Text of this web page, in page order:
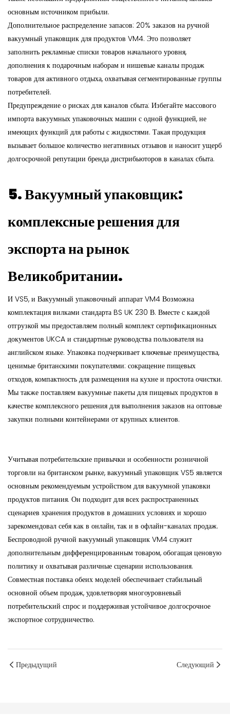
основным источником прибыли.
Дополнительное распределение запасов: 20% заказов на ручной
вакуумный упаковщик для продуктов VM4. Это позволяет
заполнить рекламные списки товаров начального уровня,
дополнения к подарочным наборам и нишевые каналы продаж
товаров для активного отдыха, охватывая сегментированные группы
потребителей.
Предупреждение о рисках для каналов сбыта: Избегайте массового
импорта вакуумных упаковочных машин с одной функцией, не
имеющих функций для работы с жидкостями. Такая продукция
вызывает большое количество негативных отзывов и наносит ущерб
долгосрочной репутации бренда дистрибьюторов в каналах сбыта.
5. Вакуумный упаковщик:
комплексные решения для
экспорта на рынок
Великобритании.
И VS5, и Вакуумный упаковочный аппарат VM4 Возможна
комплектация вилками стандарта BS UK 230 В. Вместе с каждой
отгрузкой мы предоставляем полный комплект сертификационных
документов UKCA и стандартные руководства пользователя на
английском языке. Упаковка подчеркивает ключевые преимущества,
ценимые британскими покупателями: сокращение пищевых
отходов, компактность для размещения на кухне и простота очистки.
Мы также поставляем вакуумные пакеты для пищевых продуктов в
качестве комплексного решения для выполнения заказов на оптовые
закупки полными контейнерами от крупных клиентов.
Учитывая потребительские привычки и особенности розничной
торговли на британском рынке, вакуумный упаковщик VS5 является
основным рекомендуемым устройством для вакуумной упаковки
продуктов питания. Он подходит для всех распространенных
сценариев хранения продуктов в домашних условиях и хорошо
зарекомендовал себя как в онлайн, так и в офлайн-каналах продаж.
Беспроводной ручной вакуумный упаковщик VM4 служит
дополнительным дифференцированным товаром, обогащая ценовую
политику и охватывая различные сценарии использования.
Совместная поставка обеих моделей обеспечивает стабильный
основной объем продаж, удовлетворяя многоуровневый
потребительский спрос и поддерживая устойчивое долгосрочное
экспортное сотрудничество.
Предыдущий Следующий